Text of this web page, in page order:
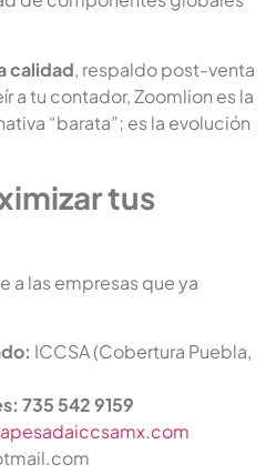
calidad, respaldo post-venta
a tu contador, Zoomlion es la
“barata”; es la evolución
tus
a las empresas que ya
ICCSA (Cobertura Puebla,
735 542 9159